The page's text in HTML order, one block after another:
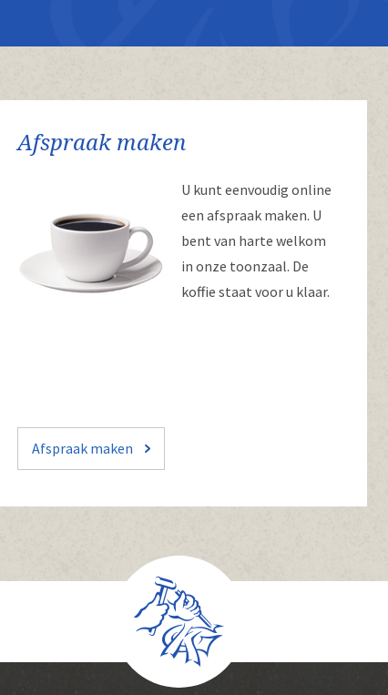
Afspraak maken
U kunt eenvoudig online
een afspraak maken. U
bent van harte welkom
in onze toonzaal. De
koffie staat voor u klaar.
Afspraak maken